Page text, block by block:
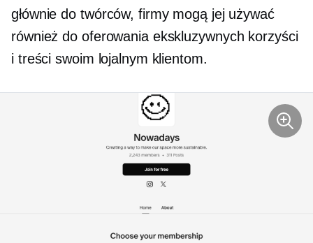
głównie do twórców, firmy mogą jej używać
również do oferowania ekskluzywnych korzyści
i treści swoim lojalnym klientom.